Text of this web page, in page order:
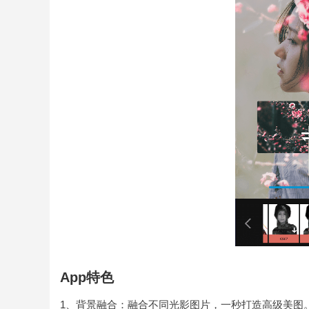
App特色
1、背景融合：融合不同光影图片，一秒打造高级美图